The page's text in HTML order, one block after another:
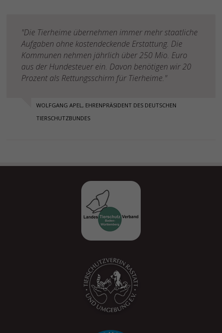
"Die Tierheime übernehmen immer mehr staatliche
Aufgaben ohne kostendeckende Erstattung. Die
Kommunen nehmen jährlich über 250 Mio. Euro
aus der Hundesteuer ein. Davon benötigen wir 20
Prozent als Rettungsschirm für Tierheime."
WOLFGANG APEL, EHRENPRÄSIDENT DES DEUTSCHEN
TIERSCHUTZBUNDES